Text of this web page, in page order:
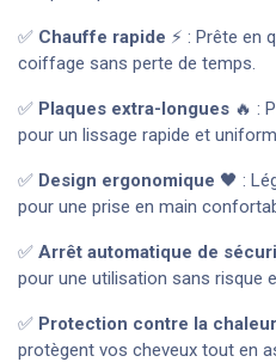
✅ Chauffe rapide ⚡ : Prête en
coiffage sans perte de temps.
✅ Plaques extra-longues 🔥 :
pour un lissage rapide et
✅ Design ergonomique 🖤 :
pour une prise en main
✅ Arrêt automatique de
pour une utilisation sans risque
✅ Protection contre la chaleur
protègent vos cheveux tout en